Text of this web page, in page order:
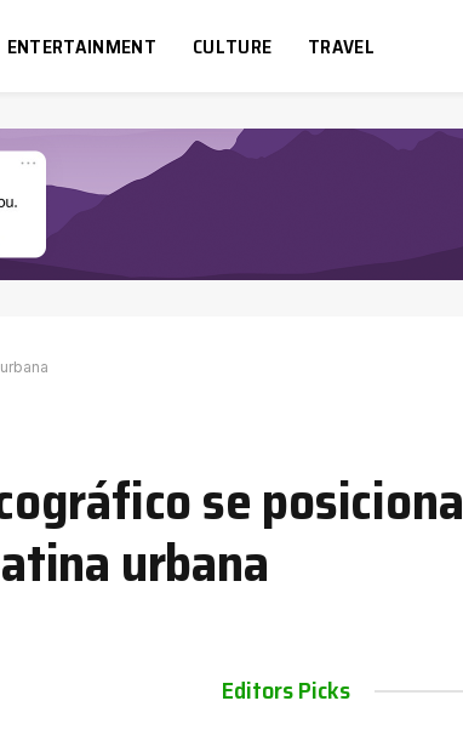
ENTERTAINMENT CULTURE TRAVEL
se posiciona
urbana
Editors Picks